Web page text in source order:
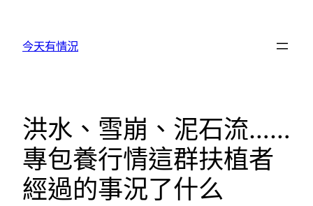
今天有情況
洪水、雪崩、泥石流……
專包養行情這群扶植者
經過的事況了什么